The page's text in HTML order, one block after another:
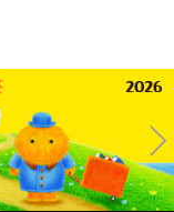
Ne